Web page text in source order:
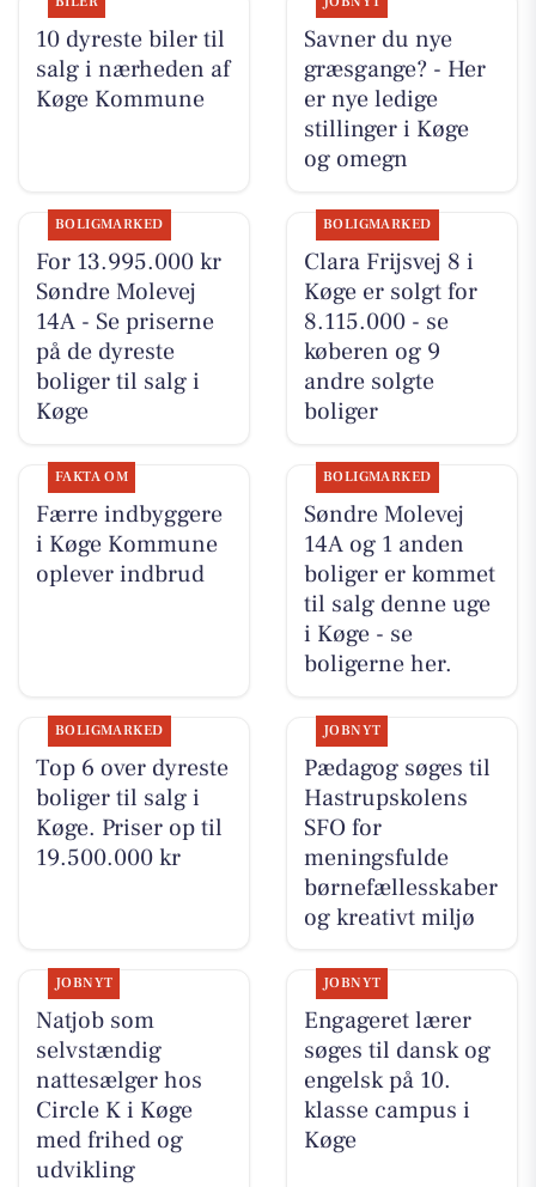
10 dyreste biler til
salg i nærheden af
Køge Kommune
Savner du nye
græsgange? - Her
er nye ledige
stillinger i Køge
og omegn
BOLIGMARKED
For 13.995.000 kr
Søndre Molevej
14A - Se priserne
på de dyreste
boliger til salg i
Køge
BOLIGMARKED
Clara Frijsvej 8 i
Køge er solgt for
8.115.000 - se
køberen og 9
andre solgte
boliger
FAKTA OM
Færre indbyggere
i Køge Kommune
oplever indbrud
BOLIGMARKED
Søndre Molevej
14A og 1 anden
boliger er kommet
til salg denne uge
i Køge - se
boligerne her.
BOLIGMARKED
Top 6 over dyreste
boliger til salg i
Køge. Priser op til
19.500.000 kr
JOBNYT
Pædagog søges til
Hastrupskolens
SFO for
meningsfulde
børnefællesskaber
og kreativt miljø
JOBNYT
Natjob som
selvstændig
nattesælger hos
Circle K i Køge
med frihed og
udvikling
JOBNYT
Engageret lærer
søges til dansk og
engelsk på 10.
klasse campus i
Køge